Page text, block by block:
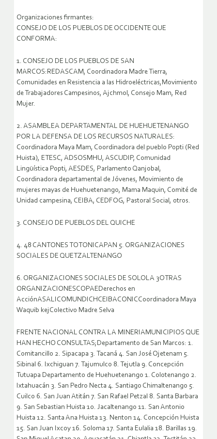
Organizaciones firmantes:
CONSEJO DE LOS PUEBLOS DE OCCIDENTE QUE
CONFORMA:
1. CONSEJO DE LOS PUEBLOS DE SAN
MARCOS:REDASCAM, Coordinadora Madre Tierra,
Comunidades en Resistencia a las Hidroeléctricas,Movimiento
de Trabajadores Campesinos, Ajchmol, Consejo Mam, Red
Mujer.
2. ASAMBLEA DEPARTAMENTAL DE HUEHUETENANGO
POR LA DEFENSA DE LOS RECURSOS NATURALES:
Coordinadora Maya Mam, Coordinadora del pueblo Popti (Red
Huista), ETESC, ADSOSMHU, ASCUDIP, Comunidad
Lingüística Popti, AESDES, Parlamento Qanjobal,
Coordinadora departamental de Jóvenes, Movimiento de
mujeres mayas de Huehuetenango, Mama Maquin, Comité de
Unidad campesina, CEIBA, CEDFOG, Pastoral Social, otros.
3. CONSEJO DE PUEBLOS DEL QUICHE
4. 48 CANTONES TOTONICAPAN 5. ORGANIZACIONES
SOCIALES DE QUETZALTENANGO
6. ORGANIZACIONES SOCIALES DE SOLOLA 3OTRAS
ORGANIZACIONESCOPAEDerechos en
AcciónASALICOMUNDICHCEIBACONICCoordinadora Maya
Waquib kejColectivo Madre Selva
FRENTE NACIONAL CONTRA LA MINERIAMUNICIPIOS QUE
HAN HECHO CONSULTAS;Departamento de San Marcos: 1.
Comitancillo 2. Sipacapa 3. Tacaná 4. San José Ojetenam 5.
Sibinal 6. Ixchiguan 7. Tajumulco 8. Tejutla 9. Concepción
Tutuapa Departamento de Huehuetenango 1. Colotenango 2.
Ixtahuacán 3. San Pedro Necta 4. Santiago Chimaltenango 5.
Cuilco 6. San Juan Atitán 7. San Rafael Petzal 8. Santa Barbara
9. San Sebastian Huista 10. Jacaltenango 11. San Antonio
Huista 12. Santa Ana Huista 13. Nenton 14. Concepción Huista
15. San Juan Ixcoy 16. Soloma 17. Santa Eulalia 18. Barillas 19.